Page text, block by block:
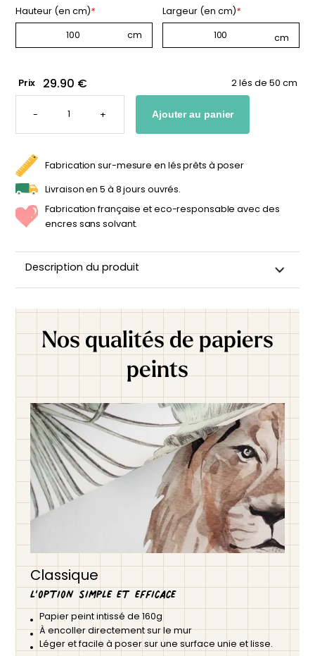
Hauteur (en cm)* Largeur (en cm)*
Prix 29.90 € 2 lés de 50 cm
-
QUANTITÉ
PAPIER
CACTUS
+ Ajouter au panier
Fabrication sur-mesure en lés prêts à poser
Livraison en 5 à 8 jours ouvrés.
Fabrication française et eco-responsable avec des
encres sans solvant.
Description du produit
Nos qualités de papiers
peints
Classique
L’option simple et efficace
Papier peint intissé de 160g
À encoller directement sur le mur
Léger et facile à poser sur une surface unie et lisse.